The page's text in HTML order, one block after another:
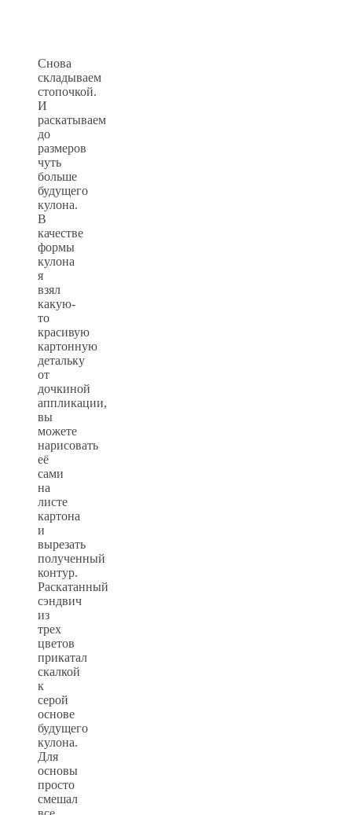
Снова
складываем
стопочкой.
И
раскатываем
до
размеров
чуть
больше
будущего
кулона.
В
качестве
формы
кулона
я
взял
какую-
то
красивую
картонную
детальку
от
дочкиной
аппликации,
вы
можете
нарисовать
её
сами
на
листе
картона
и
вырезать
полученный
контур.
Раскатанный
сэндвич
из
трех
цветов
прикатал
скалкой
к
серой
основе
будущего
кулона.
Для
основы
просто
смешал